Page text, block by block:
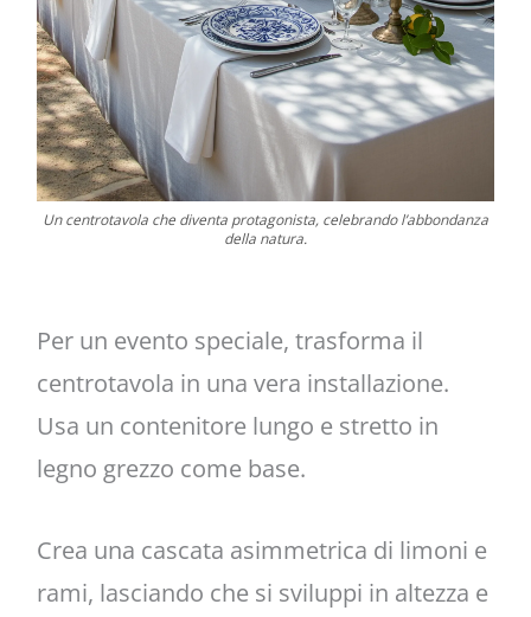
Un centrotavola che diventa protagonista, celebrando l’abbondanza
della natura.
Per un evento speciale, trasforma il
centrotavola in una vera installazione.
Usa un contenitore lungo e stretto in
legno grezzo come base.
Crea una cascata asimmetrica di limoni e
rami, lasciando che si sviluppi in altezza e